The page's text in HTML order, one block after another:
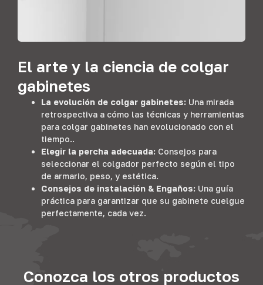
El arte y la ciencia de colgar
gabinetes
La evolución de colgar gabinetes: Una mirada
retrospectiva a cómo las técnicas y herramientas
para colgar gabinetes han evolucionado con el
tiempo..
Elegir la percha adecuada: Consejos para
seleccionar el colgador perfecto según el tipo
de armario, peso, y estética.
Consejos de instalación & Engaños: Una guía
práctica para garantizar que su gabinete cuelgue
perfectamente, cada vez.
Conozca los otros productos